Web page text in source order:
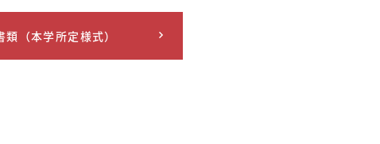
類（本学所定様式）